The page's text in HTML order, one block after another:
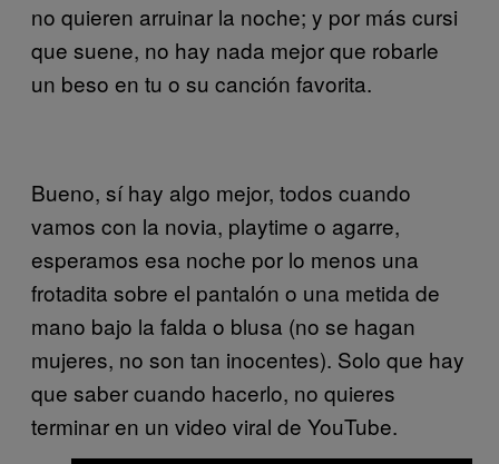
no quieren arruinar la noche; y por más cursi
que suene, no hay nada mejor que robarle
un beso en tu o su canción favorita.
Bueno, sí hay algo mejor, todos cuando
vamos con la novia, playtime o agarre,
esperamos esa noche por lo menos una
frotadita sobre el pantalón o una metida de
mano bajo la falda o blusa (no se hagan
mujeres, no son tan inocentes). Solo que hay
que saber cuando hacerlo, no quieres
terminar en un video viral de YouTube.